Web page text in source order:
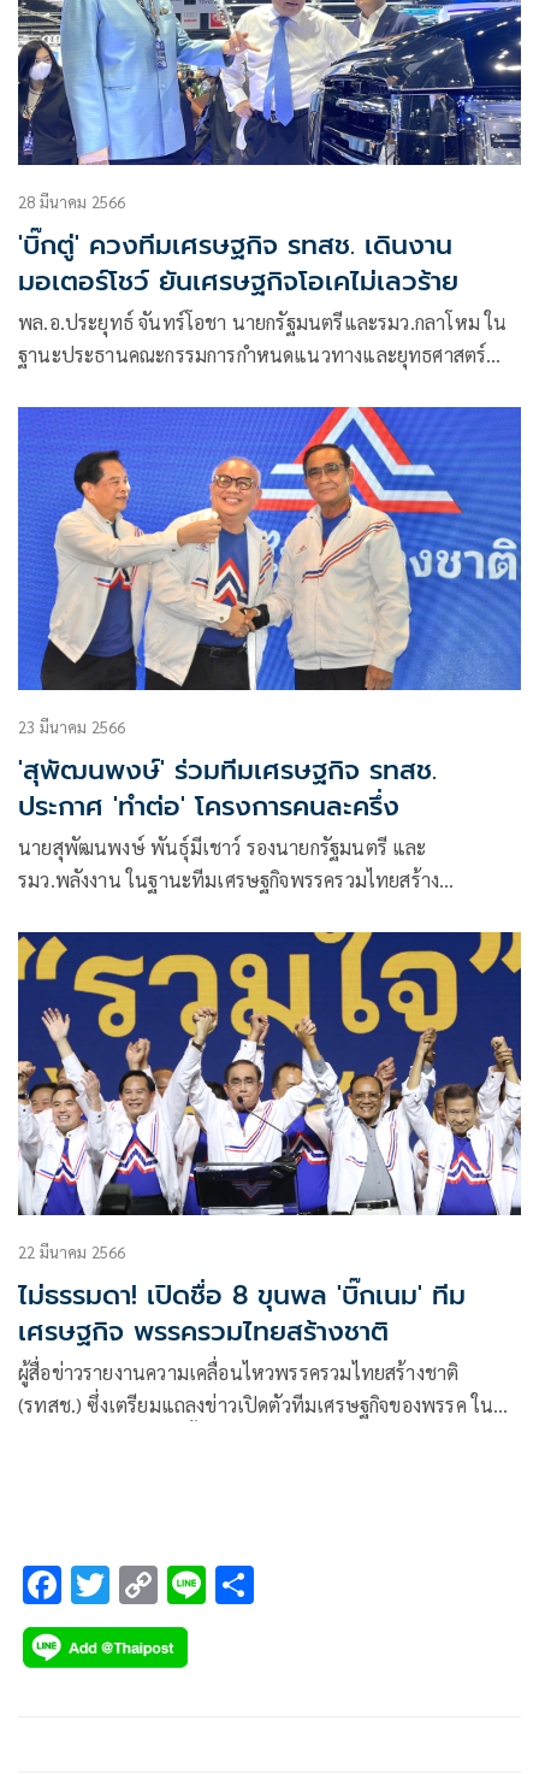
28 มีนาคม 2566
'บิ๊กตู่' ควงทีมเศรษฐกิจ รทสช. เดินงาน
มอเตอร์โชว์ ยันเศรษฐกิจโอเคไม่เลวร้าย
พล.อ.ประยุทธ์ จันทร์โอชา นายกรัฐมนตรีและรมว.กลาโหม ใน
ฐานะประธานคณะกรรมการกำหนดแนวทางและยุทธศาสตร์
23 มีนาคม 2566
'สุพัฒนพงษ์' ร่วมทีมเศรษฐกิจ รทสช.
ประกาศ 'ทำต่อ' โครงการคนละครึ่ง
นายสุพัฒนพงษ์ พันธุ์มีเชาว์ รองนายกรัฐมนตรี และ
รมว.พลังงาน ในฐานะทีมเศรษฐกิจพรรครวมไทยสร้าง
กรณีสมัครเป็นผู้สมัครส.ส.ของพรรค รทสช.
22 มีนาคม 2566
ไม่ธรรมดา! เปิดชื่อ 8 ขุนพล 'บิ๊กเนม' ทีม
เศรษฐกิจ พรรครวมไทยสร้างชาติ
ผู้สื่อข่าวรายงานความเคลื่อนไหวพรรครวมไทยสร้างชาติ
(รทสช.) ซึ่งเตรียมแถลงข่าวเปิดตัวทีมเศรษฐกิจของพรรค ใน
F
ac
e
T
wi
tt
C
o
p
Li